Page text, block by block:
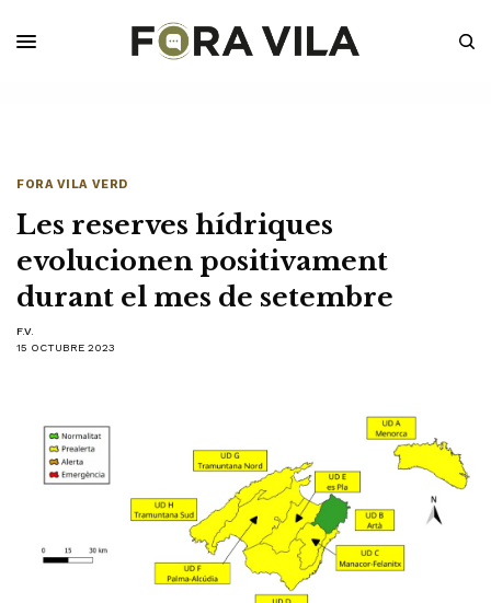
FORA VILA VERD
Les reserves hídriques
evolucionen positivament
durant el mes de setembre
F.V.
15 OCTUBRE 2023